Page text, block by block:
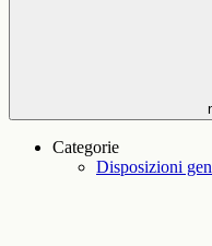
Categorie
Disposizioni